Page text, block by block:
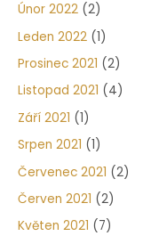
Únor 2022 (2)
Leden 2022 (1)
Prosinec 2021 (2)
Listopad 2021 (4)
Září 2021 (1)
Srpen 2021 (1)
Červenec 2021 (2)
Červen 2021 (2)
Květen 2021 (7)